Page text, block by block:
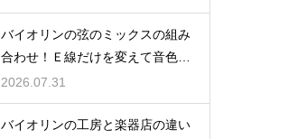
バイオリンの弦のミックスの組み
合わせ！Ｅ線だけを変えて音色の
バランスをとる
2026.07.31
バイオリンの工房と楽器店の違い